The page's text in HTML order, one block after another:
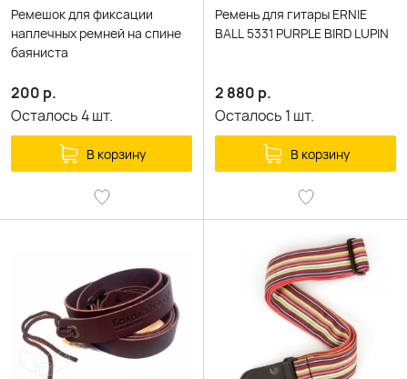
Ремешок для фиксации
наплечных ремней на спине
баяниста
200 р.
Осталось4шт.
В корзину
Ремень для гитары ERNIE
BALL 5331 PURPLE BIRD LUPIN
2 880 р.
Осталось 1 шт.
В корзину